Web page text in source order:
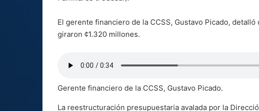
El gerente financiero de la CCSS, Gustavo Picado,
giraron ¢1.320 millones.
Gerente financiero de la CCSS, Gustavo Picado.
La reestructuración presupuestaria avalada por la